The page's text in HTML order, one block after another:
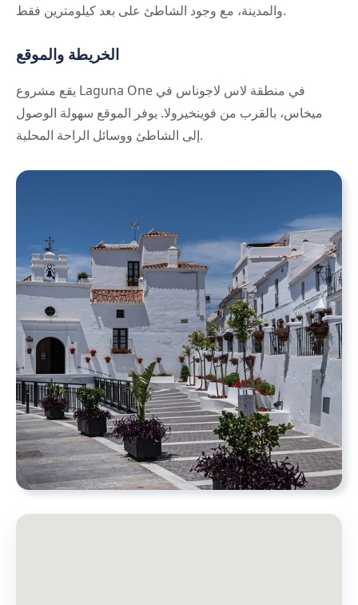
والمدينة، مع وجود الشاطئ على بعد كيلومترين فقط.
الخريطة والموقع
يقع مشروع Laguna One في منطقة لاس لاجوناس في
ميخاس، بالقرب من فوينخيرولا. يوفر الموقع سهولة الوصول
إلى الشاطئ ووسائل الراحة المحلية.